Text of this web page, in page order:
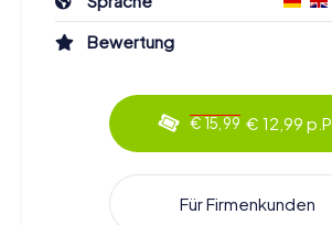
Bewertung
€ 15,99 € 12,99 p.P.
Für Firmenkunden